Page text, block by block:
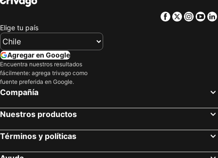
Facebook
Twitter
Elige tu país
Agregar en Google
Encuentra nuestros resultados
fácilmente: agrega trivago como
fuente preferida en Google.
Compañía
Nuestros productos
Términos y políticas